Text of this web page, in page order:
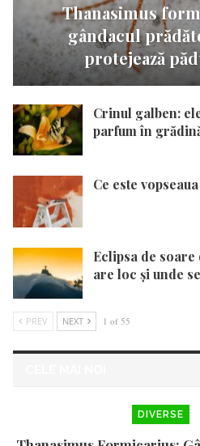
Thanasimus
gândacul
protejează
Crinul galben:
parfum în
Ce este
Eclipsa de
are loc și unde
PREV NEXT 1 of 55
DIVERSE